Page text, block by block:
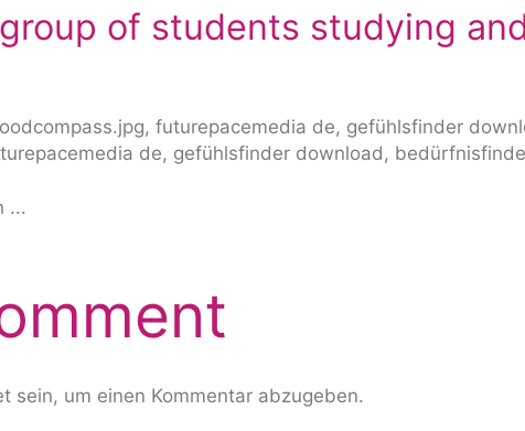
of students studying
...
sein, um einen Kommentar abzugeben.